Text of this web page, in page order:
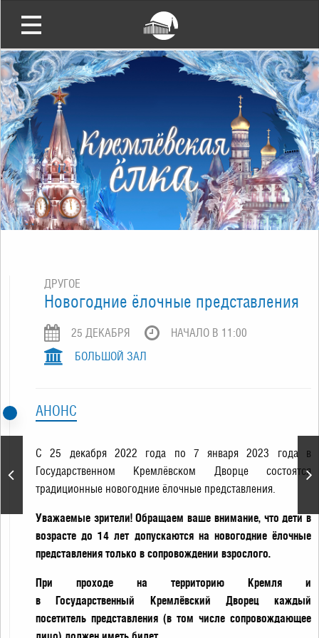
Светлана Феодулова
«Рождественская
сказка»
ДРУГОЕ
Новогодние ёлочные представления
25 ДЕКАБРЯ
НАЧАЛО В 11:00
БОЛЬШОЙ ЗАЛ
АНОНС
С 25 декабря 2022 года по 7 января 2023 года в
Государственном Кремлёвском Дворце состоятся
традиционные новогодние ёлочные представления.
Уважаемые зрители! Обращаем ваше внимание, что дети в
возрасте до 14 лет допускаются на новогодние ёлочные
представления только в сопровождении взрослого.
При проходе на территорию Кремля и
в Государственный Кремлёвский Дворец каждый
посетитель представления (в том числе сопровождающее